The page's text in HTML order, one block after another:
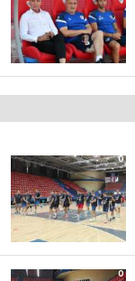
0
0